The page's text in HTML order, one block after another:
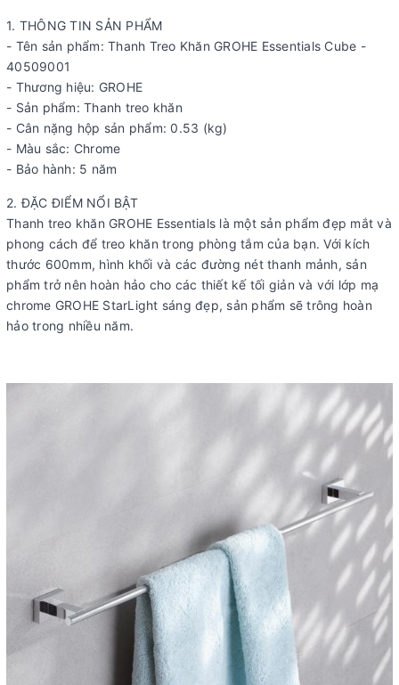
1. THÔNG TIN SẢN PHẨM
- Tên sản phẩm: Thanh Treo Khăn GROHE Essentials Cube -
40509001
- Thương hiệu: GROHE
- Sản phẩm: Thanh treo khăn
- Cân nặng hộp sản phẩm: 0.53 (kg)
- Màu sắc: Chrome
- Bảo hành: 5 năm
2. ĐẶC ĐIỂM NỔI BẬT
Thanh treo khăn GROHE Essentials là một sản phẩm đẹp mắt và
phong cách để treo khăn trong phòng tắm của bạn. Với kích
thước 600mm, hình khối và các đường nét thanh mảnh, sản
phẩm trở nên hoàn hảo cho các thiết kế tối giản và với lớp mạ
chrome GROHE StarLight sáng đẹp, sản phẩm sẽ trông hoàn
hảo trong nhiều năm.